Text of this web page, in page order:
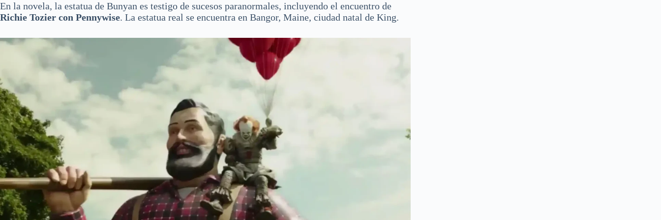
En la novela, la estatua de Bunyan es testigo de sucesos paranormales, incluyendo el encuentro de
Richie Tozier con Pennywise. La estatua real se encuentra en Bangor, Maine, ciudad natal de King.